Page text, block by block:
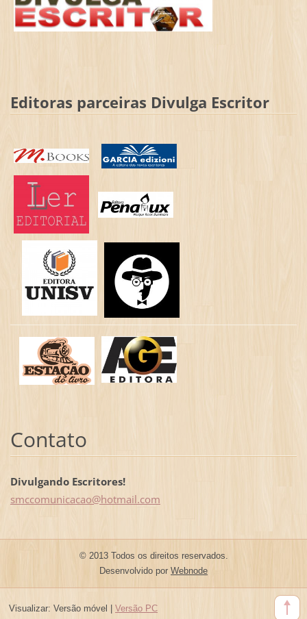
Editoras parceiras Divulga Escritor
Contato
Divulgando Escritores!
smccomunicacao@hotmail.com
© 2013 Todos os direitos reservados.
Desenvolvido por Webnode
Visualizar: Versão móvel Versão PC